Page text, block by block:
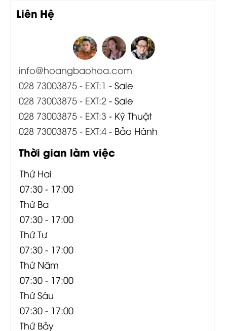
Liên Hệ
info@hoangbaohoa.com
028 73003875 - EXT:1 - Sale
028 73003875 - EXT:2- Sale
028 73003875 - EXT:3 - Kỹ Thuật
028 73003875 - EXT:4- Bảo Hành
Thời gian làm việc
Thứ Hai
07:30 - 17:00
Thứ Ba
07:30 - 17:00
Thứ Tư
07:30 - 17:00
Thứ Năm
07:30 - 17:00
Thứ Sáu
07:30 - 17:00
Thứ Bảy